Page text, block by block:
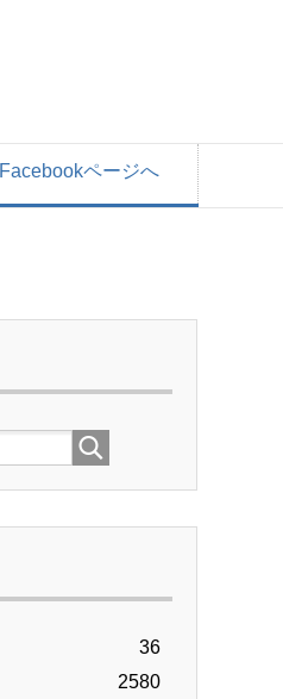
Facebookページへ
36
2580